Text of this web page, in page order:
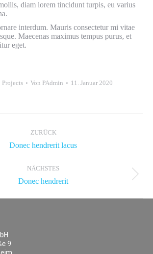
diam lorem tincidunt turpis, eu varius
interdum. Mauris consectetur mi vitae
Maecenas maximus tempus purus, et
eget.
Projects Von PAdmin 11. Januar 2020
ZURÜCK
Previous
Donec hendrerit lacus
NÄCHSTES
Next
Donec hendrerit
9